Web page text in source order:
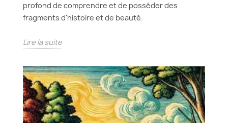
profond de comprendre et de posséder des
fragments d'histoire et de beauté.
Lire la suite